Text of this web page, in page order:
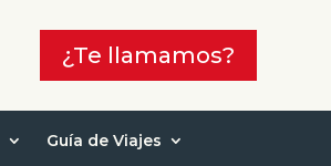
¿Te llamamos?
Guía de Viajes